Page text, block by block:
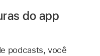
do app
podcasts, você